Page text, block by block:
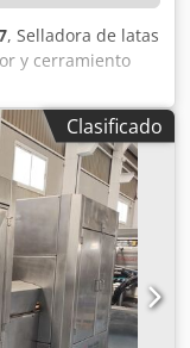
, Selladora de latas
y cerramiento
de este lote
en el lote
Las piezas
348 se ofrecen
30466-374. Los
y/o por los
a condiciones y
probable que el
por la línea, ya
postores
Clasificado